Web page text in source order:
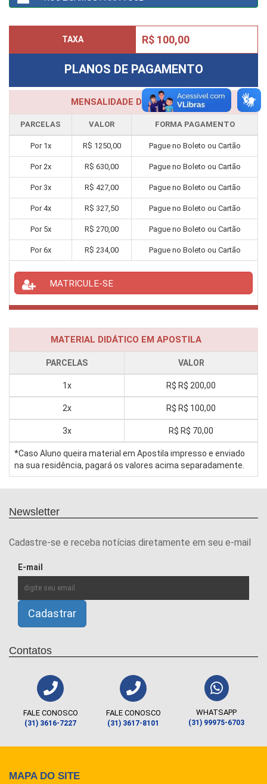
TAXA R$ 100,00
PLANOS DE PAGAMENTO
MENSALIDADE DO CURSO
PARCELAS VALOR FORMA PAGAMENTO
Por 1x R$ 1250,00 Pague no Boleto ou Cartão
Por2x R$ 630,00 Pague no Boleto ou Cartão
Por 3x R$ 427,00 Pague no Boleto ou Cartão
Por4x R$ 327,50 Pague no Boleto ou Cartão
Por 5x R$ 270,00 Pague no Boleto ou Cartão
Por6x R$ 234,00 Pague no Boleto ou Cartão
MATRICULE-SE
MATERIAL DIDÁTICO EM APOSTILA
PARCELAS VALOR
1x R$ R$ 200,00
2x R$ R$ 100,00
3x R$ R$ 70,00
*Caso Aluno queira material em Apostila impresso e enviado
na sua residência, pagará os valores acima separadamente.
Newsletter
Cadastre-se e receba notícias diretamente em seu e-mail
E-mail
Contatos
FALE CONOSCO
(31) 3616-7227
FALE CONOSCO
(31) 3617-8101
WHATSAPP
(31) 99975-6703
MAPA DO SITE